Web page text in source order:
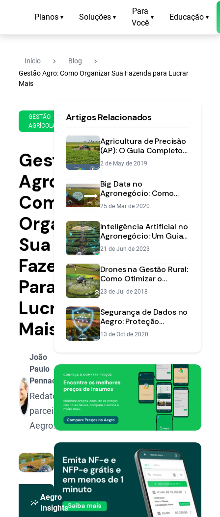
Planos ▾ Soluções ▾
Para
Você
▾ Educação ▾
Início navigate_next Blog navigate_next
Gestão Agro: Como Organizar Sua Fazenda para Lucrar
Mais
GESTÃO
AGRÍCOLA
Sep
2023
min
leitura
Gestão
Agro:
Como
Organizar
Sua
Fazenda
Para
Lucrar
Mais
João
Paulo
Pennacchi
Redator
parceiro
Aegro.
insights
Aegro
Insights
Artigos Relacionados
Agricultura de Precisão
(AP): O Guia Completo
para Implementar na
Sua Lavoura
2 de May de 2019
Big Data no
Agronegócio: Como
Usar Dados Para
Lavoura
25 de Mar de 2020
Inteligência Artificial no
Agronegócio: Um Guia
Completo para o
Produtor
21 de Jun de 2023
Drones na Gestão Rural:
Como Otimizar o
Monitoramento da Sua
Lavoura
23 de Jul de 2018
Segurança de Dados no
Aegro: Proteção
Superior na Nuvem
13 de Oct de 2020